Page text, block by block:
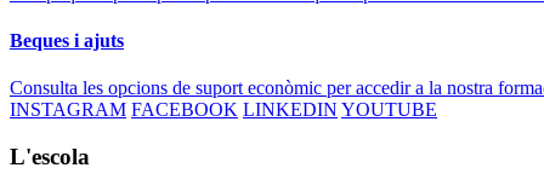
Beques i ajuts
Consulta les opcions de suport econòmic per accedir a la nostra
INSTAGRAM FACEBOOK LINKEDIN YOUTUBE
L'escola